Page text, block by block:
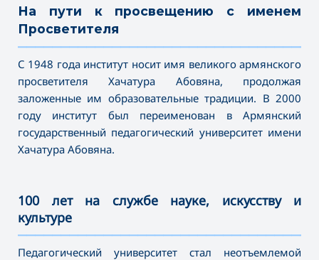
На пути к просвещению с именем
Просветителя
С 1948 года институт носит имя великого армянского
просветителя Хачатура Абовяна, продолжая
заложенные им образовательные традиции. В 2000
году институт был переименован в Армянский
государственный педагогический университет имени
Хачатура Абовяна.
100 лет на службе науке, искусству и
культуре
Педагогический университет стал неотъемлемой